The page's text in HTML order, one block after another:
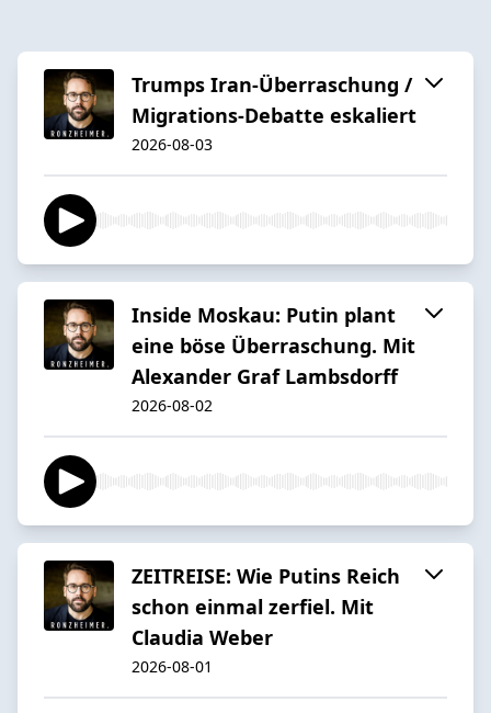
Trumps Iran-Überraschung /
Migrations-Debatte eskaliert
2026-08-03
Inside Moskau: Putin plant
eine böse Überraschung. Mit
Alexander Graf Lambsdorff
2026-08-02
ZEITREISE: Wie Putins Reich
schon einmal zerfiel. Mit
Claudia Weber
2026-08-01